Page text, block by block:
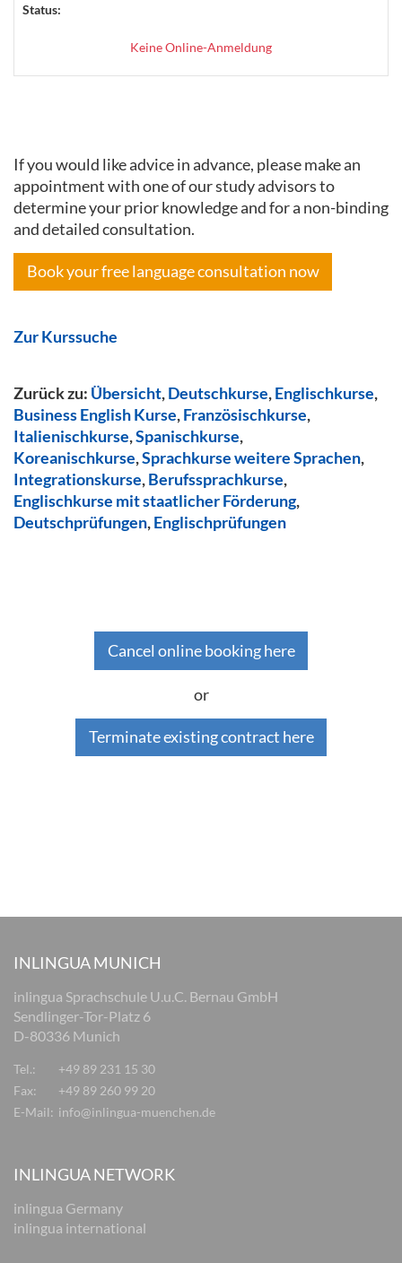
Status:
Keine Online-Anmeldung
If you would like advice in advance, please make an
appointment with one of our study advisors to
determine your prior knowledge and for a non-binding
and detailed consultation.
Book your free language consultation now
Zur Kurssuche
Zurück zu: Übersicht,Deutschkurse,Englischkurse,
Business English Kurse,Französischkurse,
Italienischkurse,Spanischkurse,
Koreanischkurse,Sprachkurse weitere Sprachen,
Integrationskurse,Berufssprachkurse,
Englischkurse mit staatlicher Förderung,
Deutschprüfungen,Englischprüfungen
Cancel online booking here
or
Terminate existing contract here
INLINGUA MUNICH
inlingua Sprachschule U.u.C. Bernau GmbH
Sendlinger-Tor-Platz 6
D-80336 Munich
Tel.:
+49 89 231 15 30
Fax:
+49 89 260 99 20
E-Mail: info@inlingua-muenchen.de
INLINGUA NETWORK
inlingua Germany
inlingua international